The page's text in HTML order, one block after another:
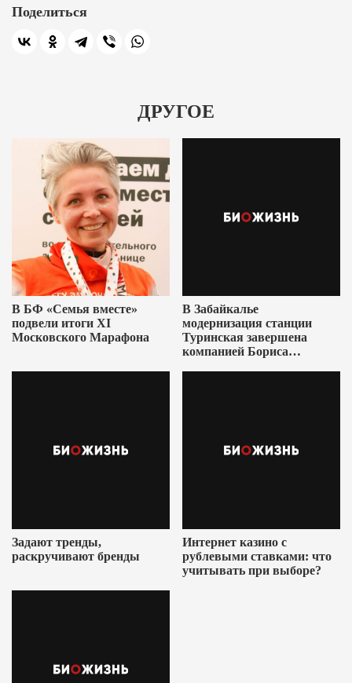
Поделиться
ДРУГОЕ
В БФ «Семья вместе»
подвели итоги XI
Московского Марафона
В Забайкалье
модернизация станции
Туринская завершена
компанией Бориса
Задают тренды,
раскручивают бренды
Интернет казино с
рублевыми ставками: что
учитывать при выборе?